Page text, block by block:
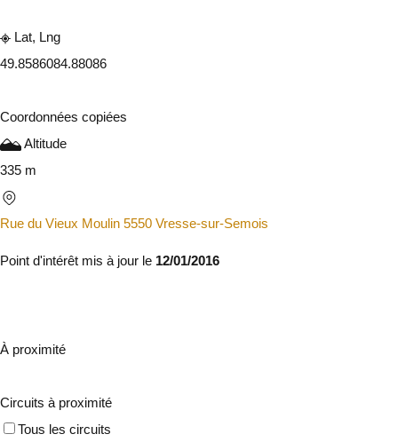
Lat, Lng
49.8586084.88086
Coordonnées copiées
Altitude
335 m
Rue du Vieux Moulin 5550 Vresse-sur-Semois
Point d'intérêt mis à jour le 12/01/2016
À proximité
Circuits à proximité
Tous les circuits